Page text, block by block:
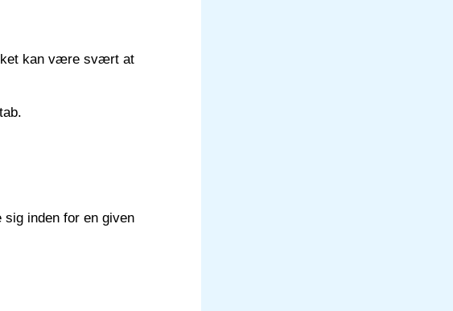
kan være svært at
inden for en given